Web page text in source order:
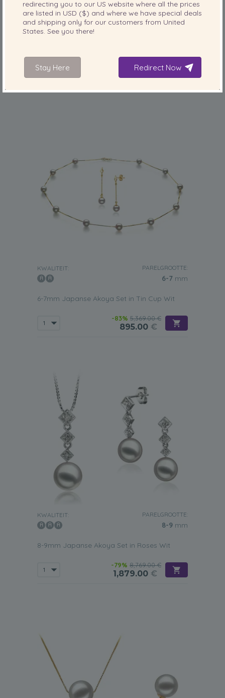
KWALITEIT: PARELGROOTTE:
2,129.00 €
355.00€
KWALITEIT: PARELGROOTTE:
6-7 mm
6-7mm Japanse Akoya Set in Tin Cup Wit
-83% 5,369.00 €
895.00 €
KWALITEIT: PARELGROOTTE:
8-9 mm
8-9mm Japanse Akoya Set in Roses Wit
-79% 8,769.00 €
1,879.00 €
redirecting you to our US website where all the prices
are listed in USD ($) and where we have special deals
and shipping only for our customers from United
States. See you there!
Stay Here Redirect Now